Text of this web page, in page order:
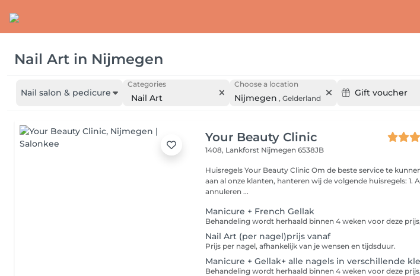
Nail Art in Nijmegen
Nail salon & pedicure
Categories
Nail Art
Choose a location
Nijmegen , Gelderland
Gift voucher
Your Beauty Clinic
1408, Lankforst Nijmegen 6538JB
Huisregels Your Beauty Clinic Om de beste service te kunnen bieden
aan al onze klanten, hanteren wij de volgende huisregels: 1. Afspraken
annuleren ...
Manicure + French Gellak
Nail Art (per nagel)prijs vanaf
Prijs per nagel, afhankelijk van je wensen en tijdsduur.
Manicure + Gellak+ alle nagels in verschillende